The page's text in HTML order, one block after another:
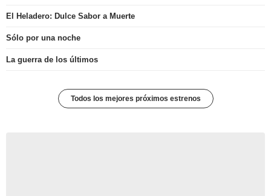
El Heladero: Dulce Sabor a Muerte
Sólo por una noche
La guerra de los últimos
Todos los mejores próximos estrenos